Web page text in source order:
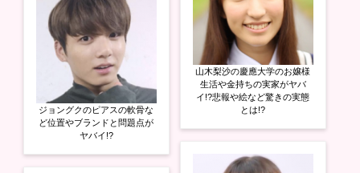
ジョングクのピアスの軟骨な
ど位置やブランドと問題点が
ヤバイ!?
山木梨沙の慶應大学のお嬢様
生活や金持ちの実家がヤバ
イ!?悲報や絵など驚きの実態
とは!?